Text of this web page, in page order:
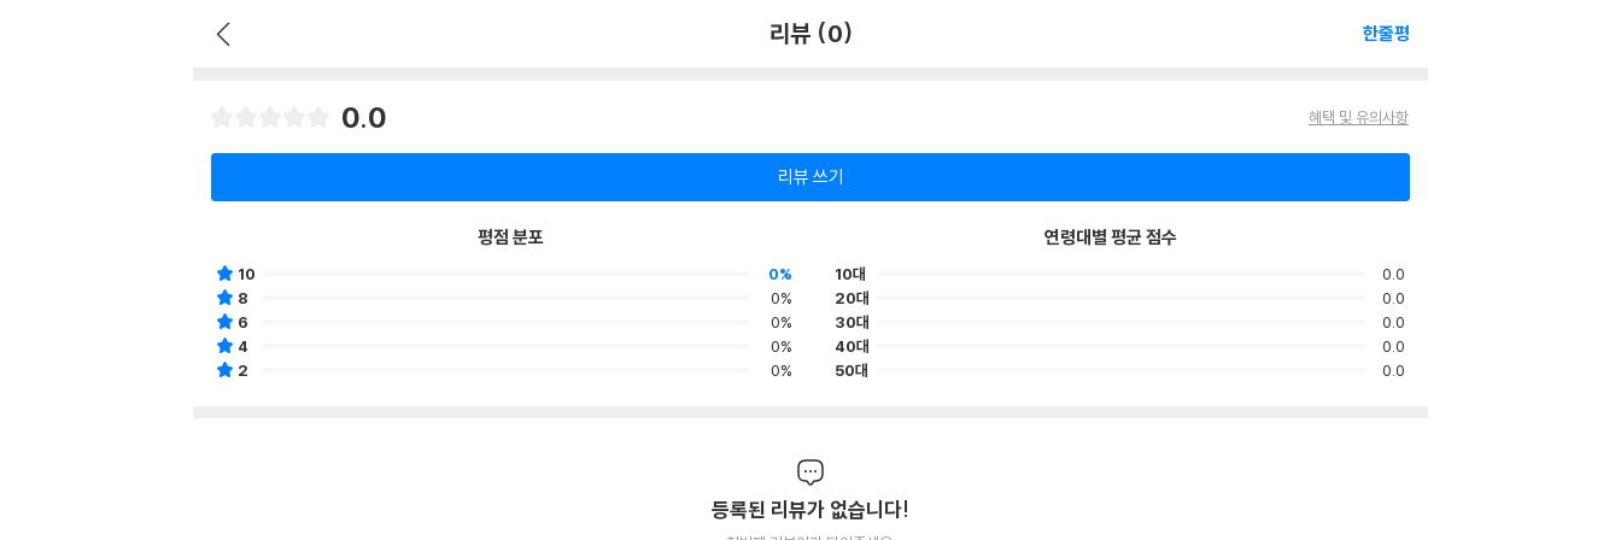
리뷰 (0) 한줄평
0.0 혜택 및 유의사항
리뷰 쓰기
평점 분포
10
0%
8
0%
6
0%
4
0%
2
0%
연령대별 평균 점수
10대
0.0
20대
0.0
30대
0.0
40대
0.0
50대
0.0
등록된 리뷰가 없습니다!